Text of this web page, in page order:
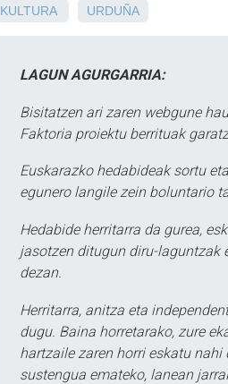
KULTURA URDUÑA
LAGUN AGURGARRIA:
Bisitatzen ari zaren webgune
Faktoria proiektu berrituak
Euskarazko hedabideak sortu
egunero langile zein boluntario
Hedabide herritarra da gurea,
jasotzen ditugun diru-laguntzak
dezan.
Herritarra, anitza eta
dugu. Baina horretarako, zure
hartzaile zaren horri eskatu
sustengua emateko, lanean